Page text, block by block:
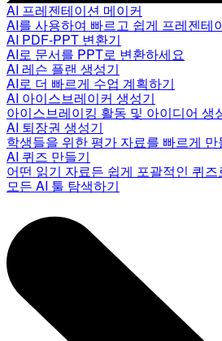
AI 프레젠테이션 메이커
AI를 사용하여 빠르고 쉽게 프레젠테
AI PDF-PPT 변환기
AI로 문서를 PPT로 변환하세요
AI 레슨 플랜 생성기
AI로 더 빠르게 수업 계획하기
AI 아이스브레이커 생성기
아이스브레이킹 활동 및 아이디어 생
AI 퇴장권 생성기
학생들을 위한 평가 자료를 빠르게
AI 퀴즈 만들기
어떤 읽기 자료든 쉽게 포괄적인 퀴
모든 AI 툴 탐색하기